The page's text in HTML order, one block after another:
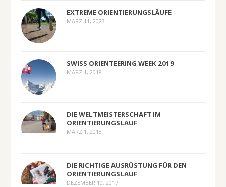
EXTREME ORIENTIERUNGSLÄUFE
MÄRZ 11, 2023
SWISS ORIENTEERING WEEK 2019
MÄRZ 1, 2018
DIE WELTMEISTERSCHAFT IM
ORIENTIERUNGSLAUF
MÄRZ 1, 2018
DIE RICHTIGE AUSRÜSTUNG FÜR DEN
ORIENTIERUNGSLAUF
DEZEMBER 10, 2017